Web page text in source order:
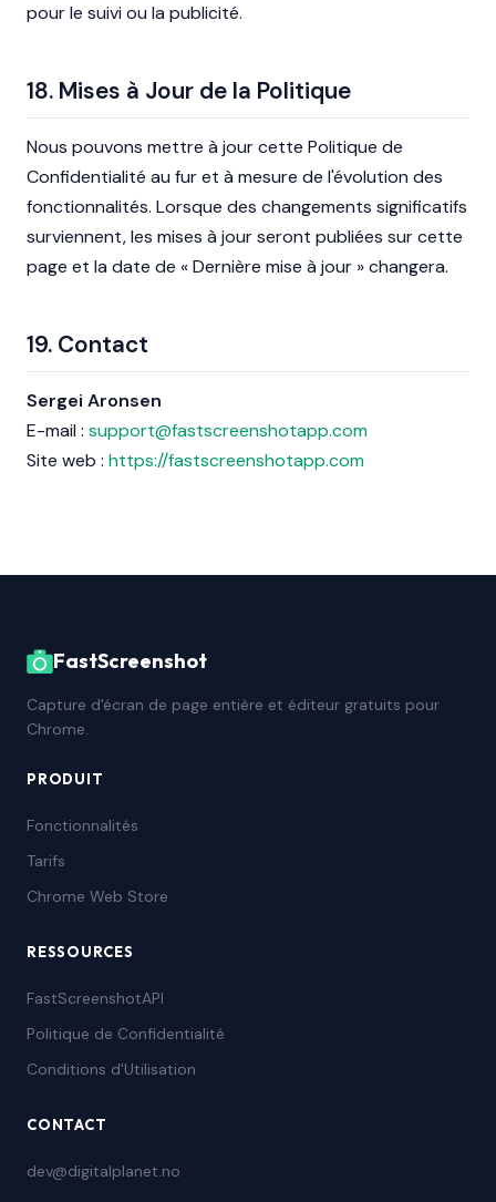
pour le suivi ou la publicité.
18. Mises à Jour de la Politique
Nous pouvons mettre à jour cette Politique de
Confidentialité au fur et à mesure de l'évolution des
fonctionnalités. Lorsque des changements significatifs
surviennent, les mises à jour seront publiées sur cette
page et la date de « Dernière mise à jour » changera.
19. Contact
Sergei Aronsen
E-mail : support@fastscreenshotapp.com
Site web : https://fastscreenshotapp.com
FastScreenshot
Capture d'écran de page entière et éditeur gratuits pour
Chrome.
PRODUIT
Fonctionnalités
Tarifs
Chrome Web Store
RESSOURCES
FastScreenshotAPI
Politique de Confidentialité
Conditions d'Utilisation
CONTACT
dev@digitalplanet.no